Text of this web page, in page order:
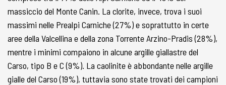
massiccio del Monte Canin. La clorite, invece, trova i suoi
massimi nelle Prealpi Carniche (27%) e soprattutto in certe
aree della Valcellina e della zona Torrente Arzino-Pradis (28%),
mentre i minimi compaiono in alcune argille giallastre del
Carso, tipo B e C (9%). La caolinite è abbondante nelle argille
gialle del Carso (19%), tuttavia sono state trovati dei campioni